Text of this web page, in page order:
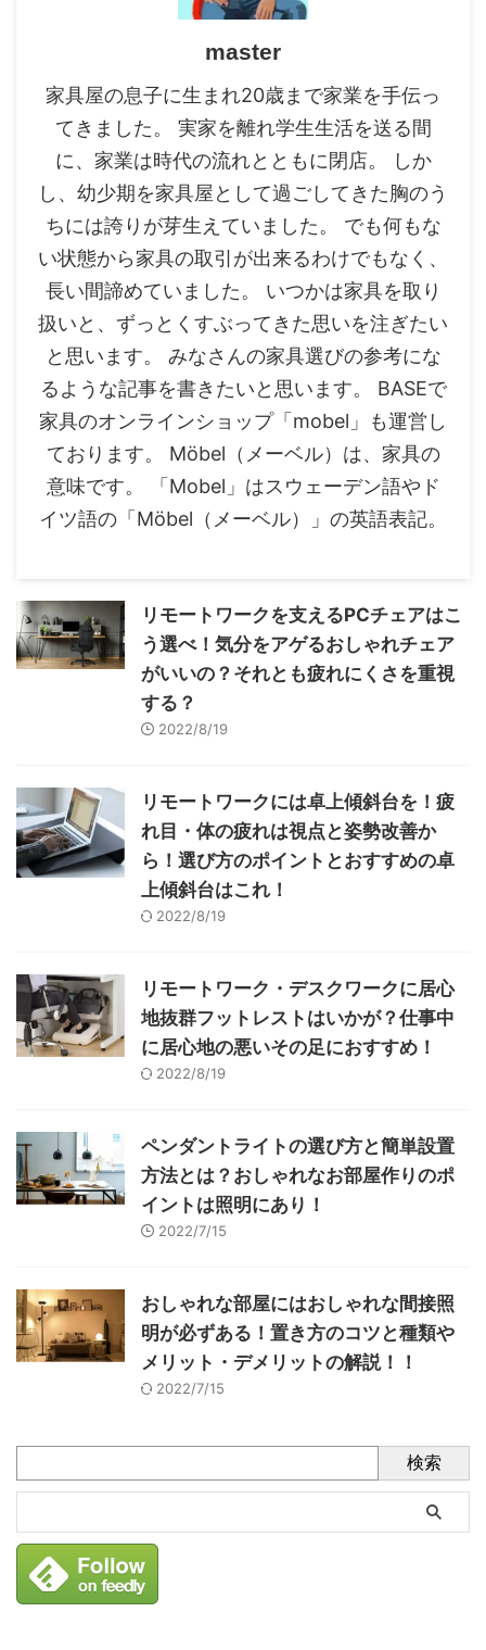
master
家具屋の息子に生まれ20歳まで家業を手伝っ
てきました。 実家を離れ学生生活を送る間
に、家業は時代の流れとともに閉店。 しか
し、幼少期を家具屋として過ごしてきた胸のう
ちには誇りが芽生えていました。 でも何もな
い状態から家具の取引が出来るわけでもなく、
長い間諦めていました。 いつかは家具を取り
扱いと、ずっとくすぶってきた思いを注ぎたい
と思います。 みなさんの家具選びの参考にな
るような記事を書きたいと思います。 BASEで
家具のオンラインショップ「mobel」も運営し
ております。 Möbel（メーベル）は、家具の
意味です。 「Mobel」はスウェーデン語やド
イツ語の「Möbel（メーベル）」の英語表記。
リモートワークを支えるPCチェアはこ
う選べ！気分をアゲるおしゃれチェア
がいいの？それとも疲れにくさを重視
する？
2022/8/19
リモートワークには卓上傾斜台を！疲
れ目・体の疲れは視点と姿勢改善か
ら！選び方のポイントとおすすめの卓
上傾斜台はこれ！
2022/8/19
リモートワーク・デスクワークに居心
地抜群フットレストはいかが？仕事中
に居心地の悪いその足におすすめ！
2022/8/19
ペンダントライトの選び方と簡単設置
方法とは？おしゃれなお部屋作りのポ
イントは照明にあり！
2022/7/15
おしゃれな部屋にはおしゃれな間接照
明が必ずある！置き方のコツと種類や
メリット・デメリットの解説！！
2022/7/15
検索